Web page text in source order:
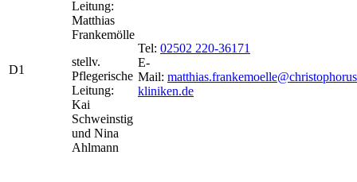
D1
Leitung:
Matthias
Frankemölle
stellv.
Pflegerische
Leitung:
Kai
Schweinstig
und Nina
Ahlmann
Tel: 02502 220-36171
E-
Mail:
kliniken.de